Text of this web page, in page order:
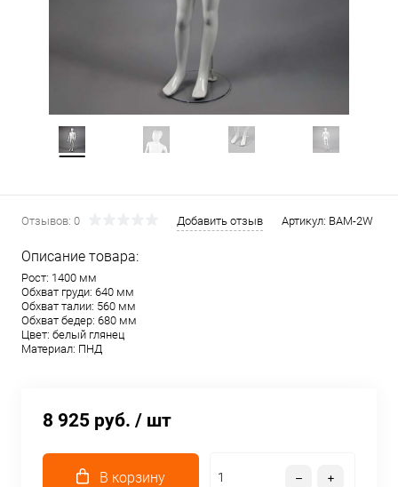
Отзывов: 0 Добавить отзыв Артикул: BAM-2W
Описание товара:
Рост: 1400 мм
Обхват груди: 640 мм
Обхват талии: 560 мм
Обхват бедер: 680 мм
Цвет: белый глянец
Материал: ПНД
8 925 руб. / шт
В корзину